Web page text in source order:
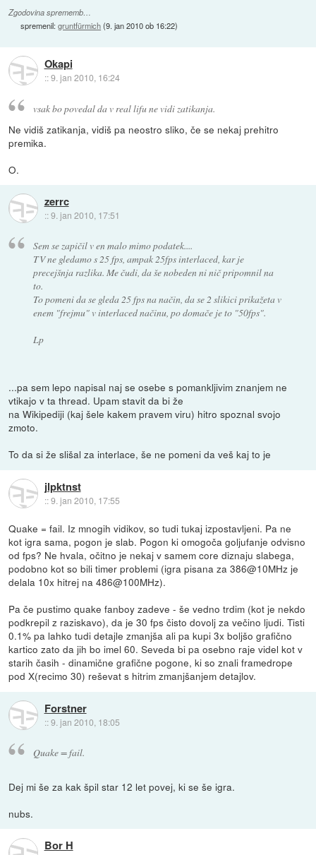
Zgodovina sprememb…
spremenil:gruntfürmich(9. jan 2010 ob 16:22)
Okapi
::9. jan 2010, 16:24
vsak bo povedal da v real lifu ne vidi zatikanja.
Ne vidiš zatikanja, vidiš pa neostro sliko, če se nekaj prehitro
premika.
O.
zerrc
::9. jan 2010, 17:51
Sem se zapičil v en malo mimo podatek....
TV ne gledamo s 25 fps, ampak 25fps interlaced, kar je
precejšnja razlika. Me čudi, da še nobeden ni nič pripomnil na
to.
To pomeni da se gleda 25 fps na način, da se 2 slikici prikažeta v
enem "frejmu" v interlaced načinu, po domače je to "50fps".
Lp
...pa sem lepo napisal naj se osebe s pomankljivim znanjem ne
vtikajo v ta thread. Upam stavit da bi že
na Wikipediji (kaj šele kakem pravem viru) hitro spoznal svojo
zmoto.
To da si že slišal za interlace, še ne pomeni da veš kaj to je
jlpktnst
::9. jan 2010, 17:55
Quake = fail. Iz mnogih vidikov, so tudi tukaj izpostavljeni. Pa ne
kot igra sama, pogon je slab. Pogon ki omogoča goljufanje odvisno
od fps? Ne hvala, očitno je nekaj v samem core diznaju slabega,
podobno kot so bili timer problemi (igra pisana za 386@10MHz je
delala 10x hitrej na 486@100MHz).
Pa če pustimo quake fanboy zadeve - še vedno trdim (kot je nekdo
podkrepil z raziskavo), da je 30 fps čisto dovolj za večino ljudi. Tisti
0.1% pa lahko tudi detajle zmanjša ali pa kupi 3x boljšo grafično
kartico zato da jih bo imel 60. Seveda bi pa osebno raje videl kot v
starih časih - dinamične grafične pogone, ki so znali framedrope
pod X(recimo 30) reševat s hitrim zmanjšanjem detajlov.
Forstner
::9. jan 2010, 18:05
Quake = fail.
Dej mi še za kak špil star 12 let povej, ki se še igra.
nubs.
Bor H